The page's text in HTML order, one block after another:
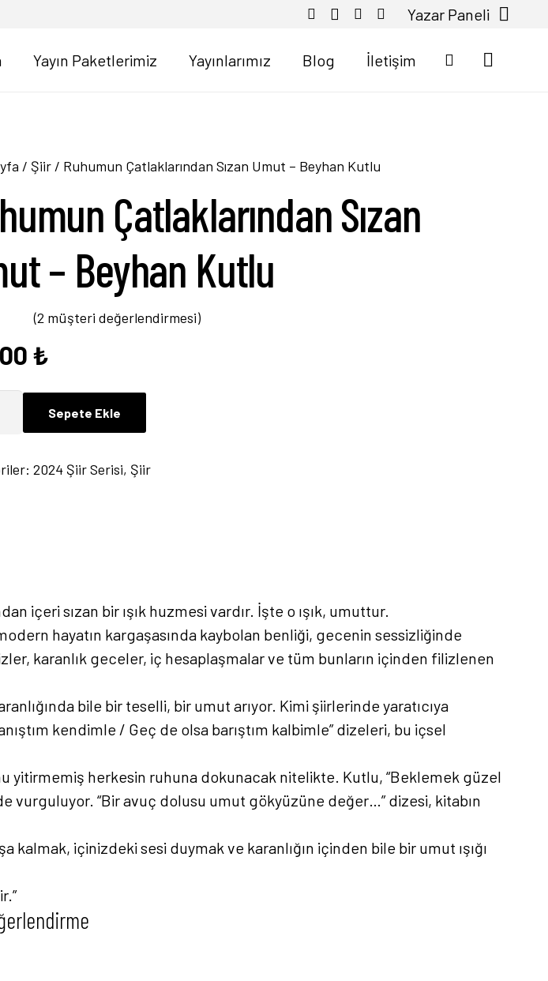
Yazar Paneli
Yayın Paketlerimiz Yayınlarımız Blog İletişim
/ Şiir / Ruhumun Çatlaklarından Sızan Umut – Beyhan Kutlu
Çatlaklarından Sızan
– Beyhan Kutlu
puanına dayanarak 5 üzerinden
(2 müşteri değerlendirmesi)
₺
Sepete Ekle
2024 Şiir Serisi, Şiir
içeri sızan bir ışık huzmesi vardır. İşte o ışık, umuttur.
hayatın kargaşasında kaybolan benliği, gecenin sessizliğinde
karanlık geceler, iç hesaplaşmalar ve tüm bunların içinden filizlenen
bile bir teselli, bir umut arıyor. Kimi şiirlerinde yaratıcıya
kendimle / Geç de olsa barıştım kalbimle” dizeleri, bu içsel
yitirmemiş herkesin ruhuna dokunacak nitelikte. Kutlu, “Beklemek güzel
vurguluyor. “Bir avuç dolusu umut gökyüzüne değer…” dizesi, kitabın
içinizdeki sesi duymak ve karanlığın içinden bile bir umut ışığı